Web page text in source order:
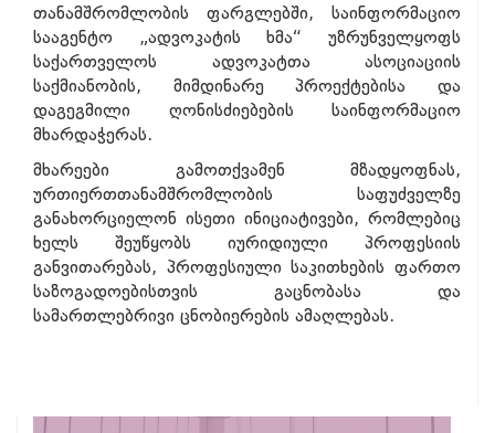
თანამშრომლობის ფარგლებში, საინფორმაციო
სააგენტო „ადვოკატის ხმა“ უზრუნველყოფს
საქართველოს ადვოკატთა ასოციაციის
საქმიანობის, მიმდინარე პროექტებისა და
დაგეგმილი ღონისძიებების საინფორმაციო
მხარდაჭერას.
მხარეები გამოთქვამენ მზადყოფნას,
ურთიერთთანამშრომლობის საფუძველზე
განახორციელონ ისეთი ინიციატივები, რომლებიც
ხელს შეუწყობს იურიდიული პროფესიის
განვითარებას, პროფესიული საკითხების ფართო
საზოგადოებისთვის გაცნობასა და
სამართლებრივი ცნობიერების ამაღლებას.